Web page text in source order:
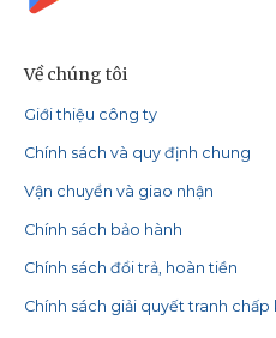
Về chúng tôi
Giới thiệu công ty
Chính sách và quy định chung
Vận chuyển và giao nhận
Chính sách bảo hành
Chính sách đổi trả, hoàn tiền
Chính sách giải quyết tranh chấp